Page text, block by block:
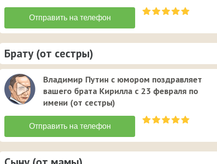
Брату (от сестры)
Владимир Путин с юмором поздравляет
вашего брата Кирилла с 23 февраля по
имени (от сестры)